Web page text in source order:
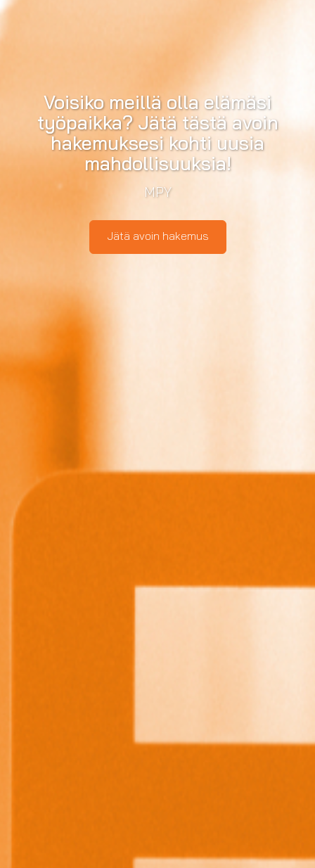
Voisiko meillä olla elämäsi
työpaikka? Jätä tästä avoin
hakemuksesi kohti uusia
mahdollisuuksia!
MPY
Jätä avoin hakemus